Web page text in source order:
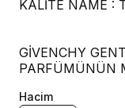
KALİTE NAME :
GİVENCHY
PARFÜMÜNÜN
Hacim